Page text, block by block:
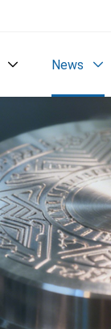
 News 